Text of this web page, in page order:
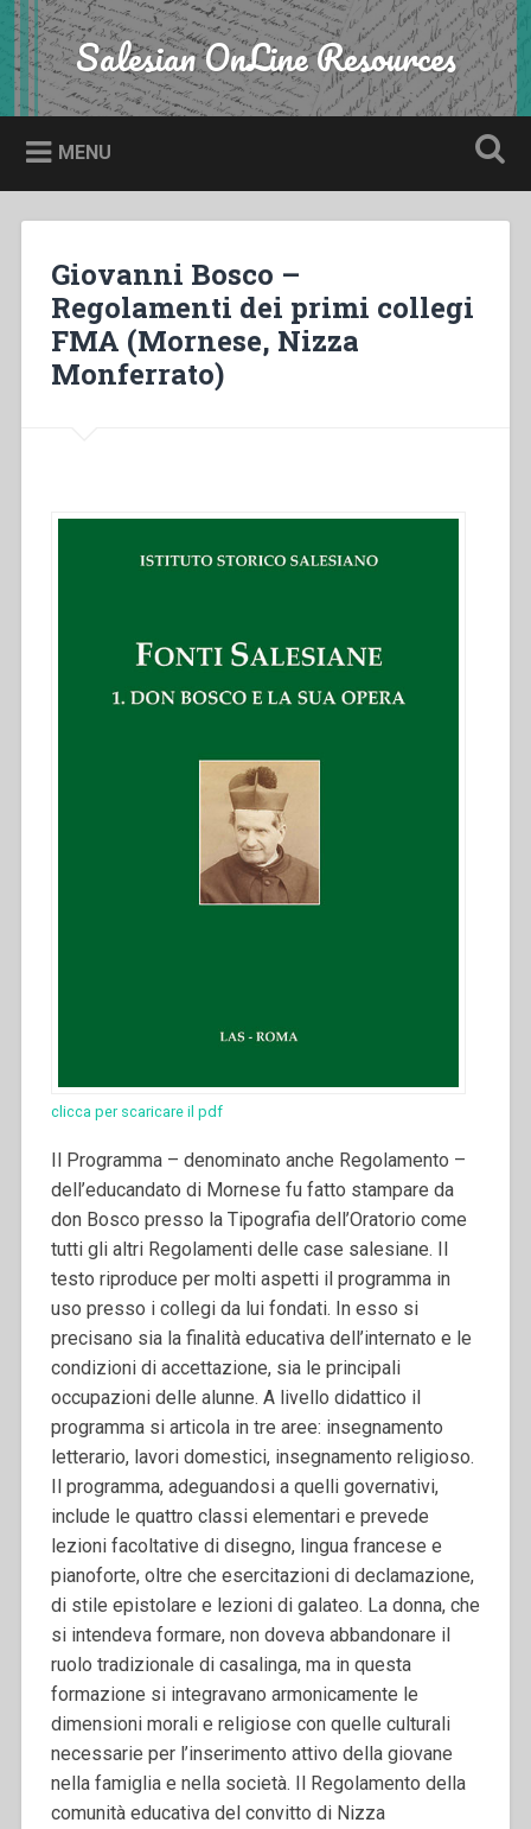
Skip
to
content
Search Salesian OnLine Resources
MENU
Giovanni Bosco –
Regolamenti dei primi collegi
FMA (Mornese, Nizza
Monferrato)
clicca per scaricare il pdf
Il Programma – denominato anche Regolamento –
dell’educandato di Mornese fu fatto stampare da
don Bosco presso la Tipografia dell’Oratorio come
tutti gli altri Regolamenti delle case salesiane. Il
testo riproduce per molti aspetti il programma in
uso presso i collegi da lui fondati. In esso si
precisano sia la finalità educativa dell’internato e le
condizioni di accettazione, sia le principali
occupazioni delle alunne. A livello didattico il
programma si articola in tre aree: insegnamento
letterario, lavori domestici, insegnamento religioso.
Il programma, adeguandosi a quelli governativi,
include le quattro classi elementari e prevede
lezioni facoltative di disegno, lingua francese e
pianoforte, oltre che esercitazioni di declamazione,
di stile epistolare e lezioni di galateo. La donna, che
si intendeva formare, non doveva abbandonare il
ruolo tradizionale di casalinga, ma in questa
formazione si integravano armonicamente le
dimensioni morali e religiose con quelle culturali
necessarie per l’inserimento attivo della giovane
nella famiglia e nella società. Il Regolamento della
comunità educativa del convitto di Nizza